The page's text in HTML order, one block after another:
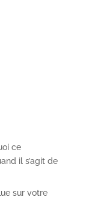
ce
il s’agit de
sur votre